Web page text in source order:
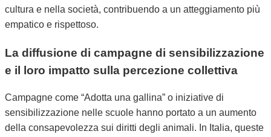
cultura e nella società, contribuendo a un atteggiamento più
empatico e rispettoso.
La diffusione di campagne di sensibilizzazione
e il loro impatto sulla percezione collettiva
Campagne come “Adotta una gallina” o iniziative di
sensibilizzazione nelle scuole hanno portato a un aumento
della consapevolezza sui diritti degli animali. In Italia, queste